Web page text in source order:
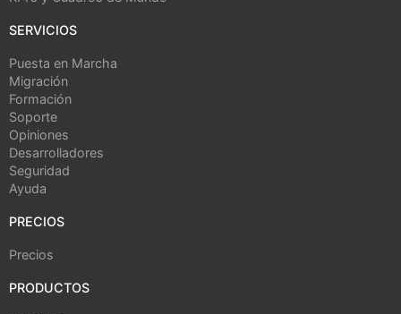
SERVICIOS
Puesta en Marcha
Migración
Formación
Soporte
Opiniones
Desarrolladores
Seguridad
Ayuda
PRECIOS
Precios
PRODUCTOS